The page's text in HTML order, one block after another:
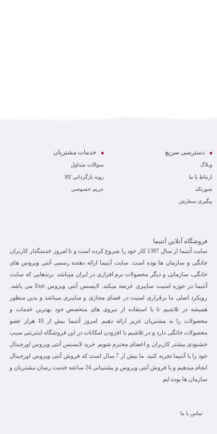
دسترسی سریع
وبلاگ
ارتباط با ما
شورتکد
پیگیری سفارش
خدمات مشتریان
سوالات متداول
رویه بازگردانی کالا
حریم خصوصی
فروشگاه آنلاین آنتیما
سایت آنتیما از سال 1397 کار خود را شروع کرده است و تا امروز خدمتگذار کاربران
خانگی و سازمان ها بوده است. سایت آنتیما ارائه دهنده رسمی آنتی ویروس های
خانگی، سازمانی و دیگر محصولات نرم افزاری در ایران میباشد. برندهایی که سایت
آنتیما در حوزه امنیت سایبری عرضه میکند. لایسنس آنتی ویروس Eset می باشد.
رویکرد اصلی ما برقراری امنیت در فضای مجازی و سایبری میباشد و بدین منظور
همیشه در تلاشیم تا با استفاده از نیروی های متخصص خود بهترین خدمات و
محصولات را به مشتریان عزیز ارائه دهیم. امروز آنتیما بیش از 10 هزار عضو
محصولات خانگی دارد و در تلاشیم با افزودن امکانات در این فروشگاه اینترنتی سبب
خشنودی بیشتر کاربران و اعضای محترم شویم. خرید لایسنس آنتی ویروس اورجینال
خود را با آنتیما تجربه کنید. ما بیش از 7 سال است که فروش آنتی ویروس اورجینال
انجام میدهیم و با فروش آنتی ویروس و پشتیبانی 24 ساعته خدمت رسان مشتریان و
سازمان ها بوده ایم.
تماس با ما